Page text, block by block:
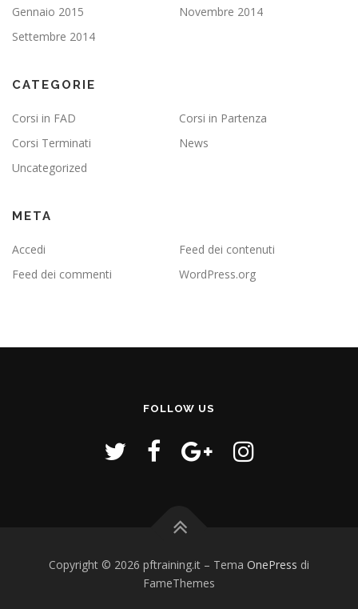
Gennaio 2015
Novembre 2014
Settembre 2014
CATEGORIE
Corsi in FAD
Corsi in Partenza
Corsi Terminati
News
Uncategorized
META
Accedi
Feed dei contenuti
Feed dei commenti
WordPress.org
FOLLOW US
Copyright © 2026 pftraining.it – Tema OnePress di
FameThemes